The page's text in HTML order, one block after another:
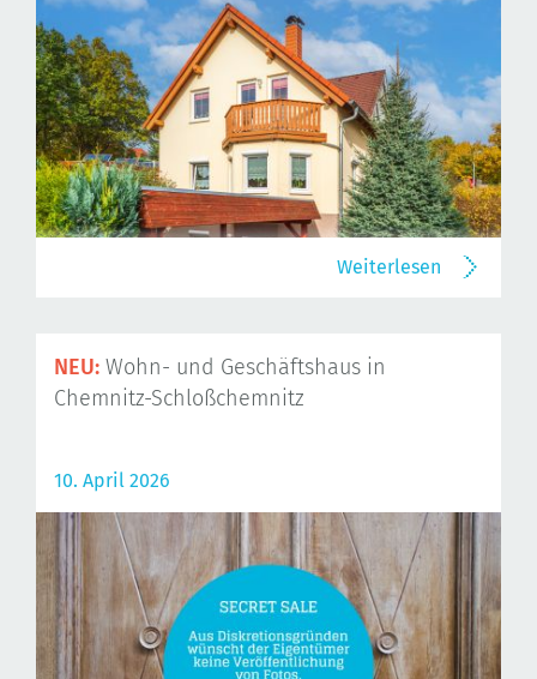
Weiterlesen
NEU: Wohn- und Geschäftshaus in
Chemnitz-Schloßchemnitz
10. April 2026